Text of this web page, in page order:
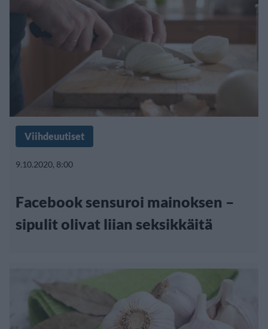
Viihdeuutiset
9.10.2020, 8:00
Facebook sensuroi mainoksen –
sipulit olivat liian seksikkäitä